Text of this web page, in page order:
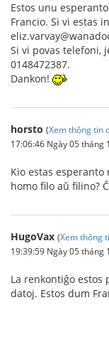
Estos unu
Francio. Si vi estas
Si vi povas telefoni,
0148472387.
Dankon!
horsto (Xem thông tin
17:06:46 Ngày 05 tháng
Kio estas esperanto
homo filo aŭ filino?
HugoVax (Xem thông
19:39:59 Ngày 05 tháng
La renkontiĝo estos
datoj. Estos dum